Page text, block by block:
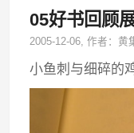
05好书回顾
2005-12-06, 作者：黄
小鱼刺与细碎的